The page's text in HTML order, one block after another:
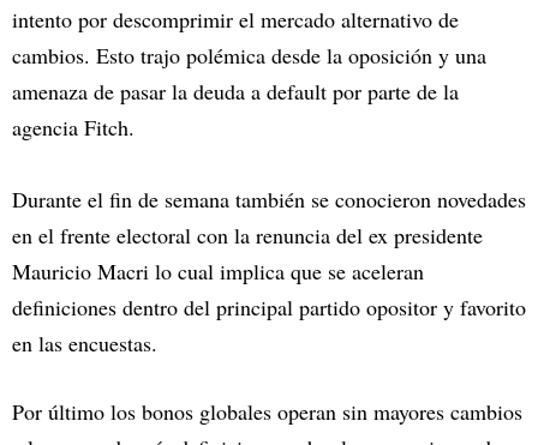
intento por descomprimir el mercado alternativo de
cambios. Esto trajo polémica desde la oposición y una
amenaza de pasar la deuda a default por parte de la
agencia Fitch.
Durante el fin de semana también se conocieron novedades
en el frente electoral con la renuncia del ex presidente
Mauricio Macri lo cual implica que se aceleran
definiciones dentro del principal partido opositor y favorito
en las encuestas.
Por último los bonos globales operan sin mayores cambios